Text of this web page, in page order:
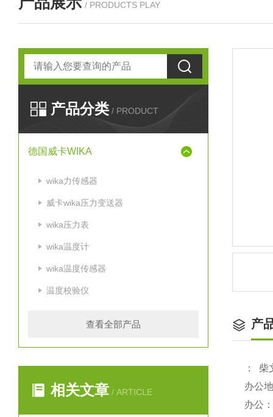
/ PRODUCTS PLAY
产品分类 / PRODUCT
德国威卡WIKA
wika力传感器
威卡wika压力变送器
wika压力表
wika温度计
wika温度传感器
温度校验仪
查看全部产品
相关文章 / ARTICLE
产
： 柴
办公
办公：